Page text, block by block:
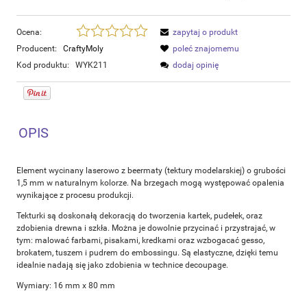
Ocena:
Producent:
CraftyMoly
Kod produktu:
WYK211
zapytaj o produkt
poleć znajomemu
dodaj opinię
OPIS
Element wycinany laserowo z beermaty (tektury modelarskiej) o grubości
1,5 mm w naturalnym kolorze. Na brzegach mogą występować opalenia
wynikające z procesu produkcji.
Tekturki są doskonałą dekoracją do tworzenia kartek, pudełek, oraz
zdobienia drewna i szkła. Można je dowolnie przycinać i przystrajać, w
tym: malować farbami, pisakami, kredkami oraz wzbogacać gesso,
brokatem, tuszem i pudrem do embossingu. Są elastyczne, dzięki temu
idealnie nadają się jako zdobienia w technice decoupage.
Wymiary: 16 mm x 80 mm